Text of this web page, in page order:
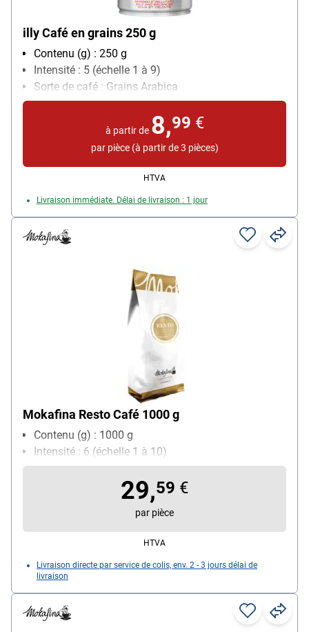
illy Café en grains 250 g
Contenu (g) : 250 g
Intensité : 5 (échelle 1 à 9)
Sorte de café : Grains Arabica
à partir de 8,99 €
par pièce (à partir de 3 pièces)
HTVA
Livraison immédiate. Délai de livraison : 1 jour
Mokafina Resto Café 1000 g
Contenu (g) : 1000 g
Intensité : 6 (échelle 1 à 10)
29,59 €
par pièce
HTVA
Livraison directe par service de colis, env. 2 - 3 jours délai de
livraison